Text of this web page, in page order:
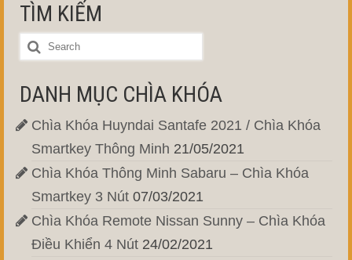
TÌM KIẾM
DANH MỤC CHÌA KHÓA
Chìa Khóa Huyndai Santafe 2021 / Chìa Khóa
Smartkey Thông Minh 21/05/2021
Chìa Khóa Thông Minh Sabaru – Chìa Khóa
Smartkey 3 Nút 07/03/2021
Chìa Khóa Remote Nissan Sunny – Chìa Khóa
Điều Khiển 4 Nút 24/02/2021